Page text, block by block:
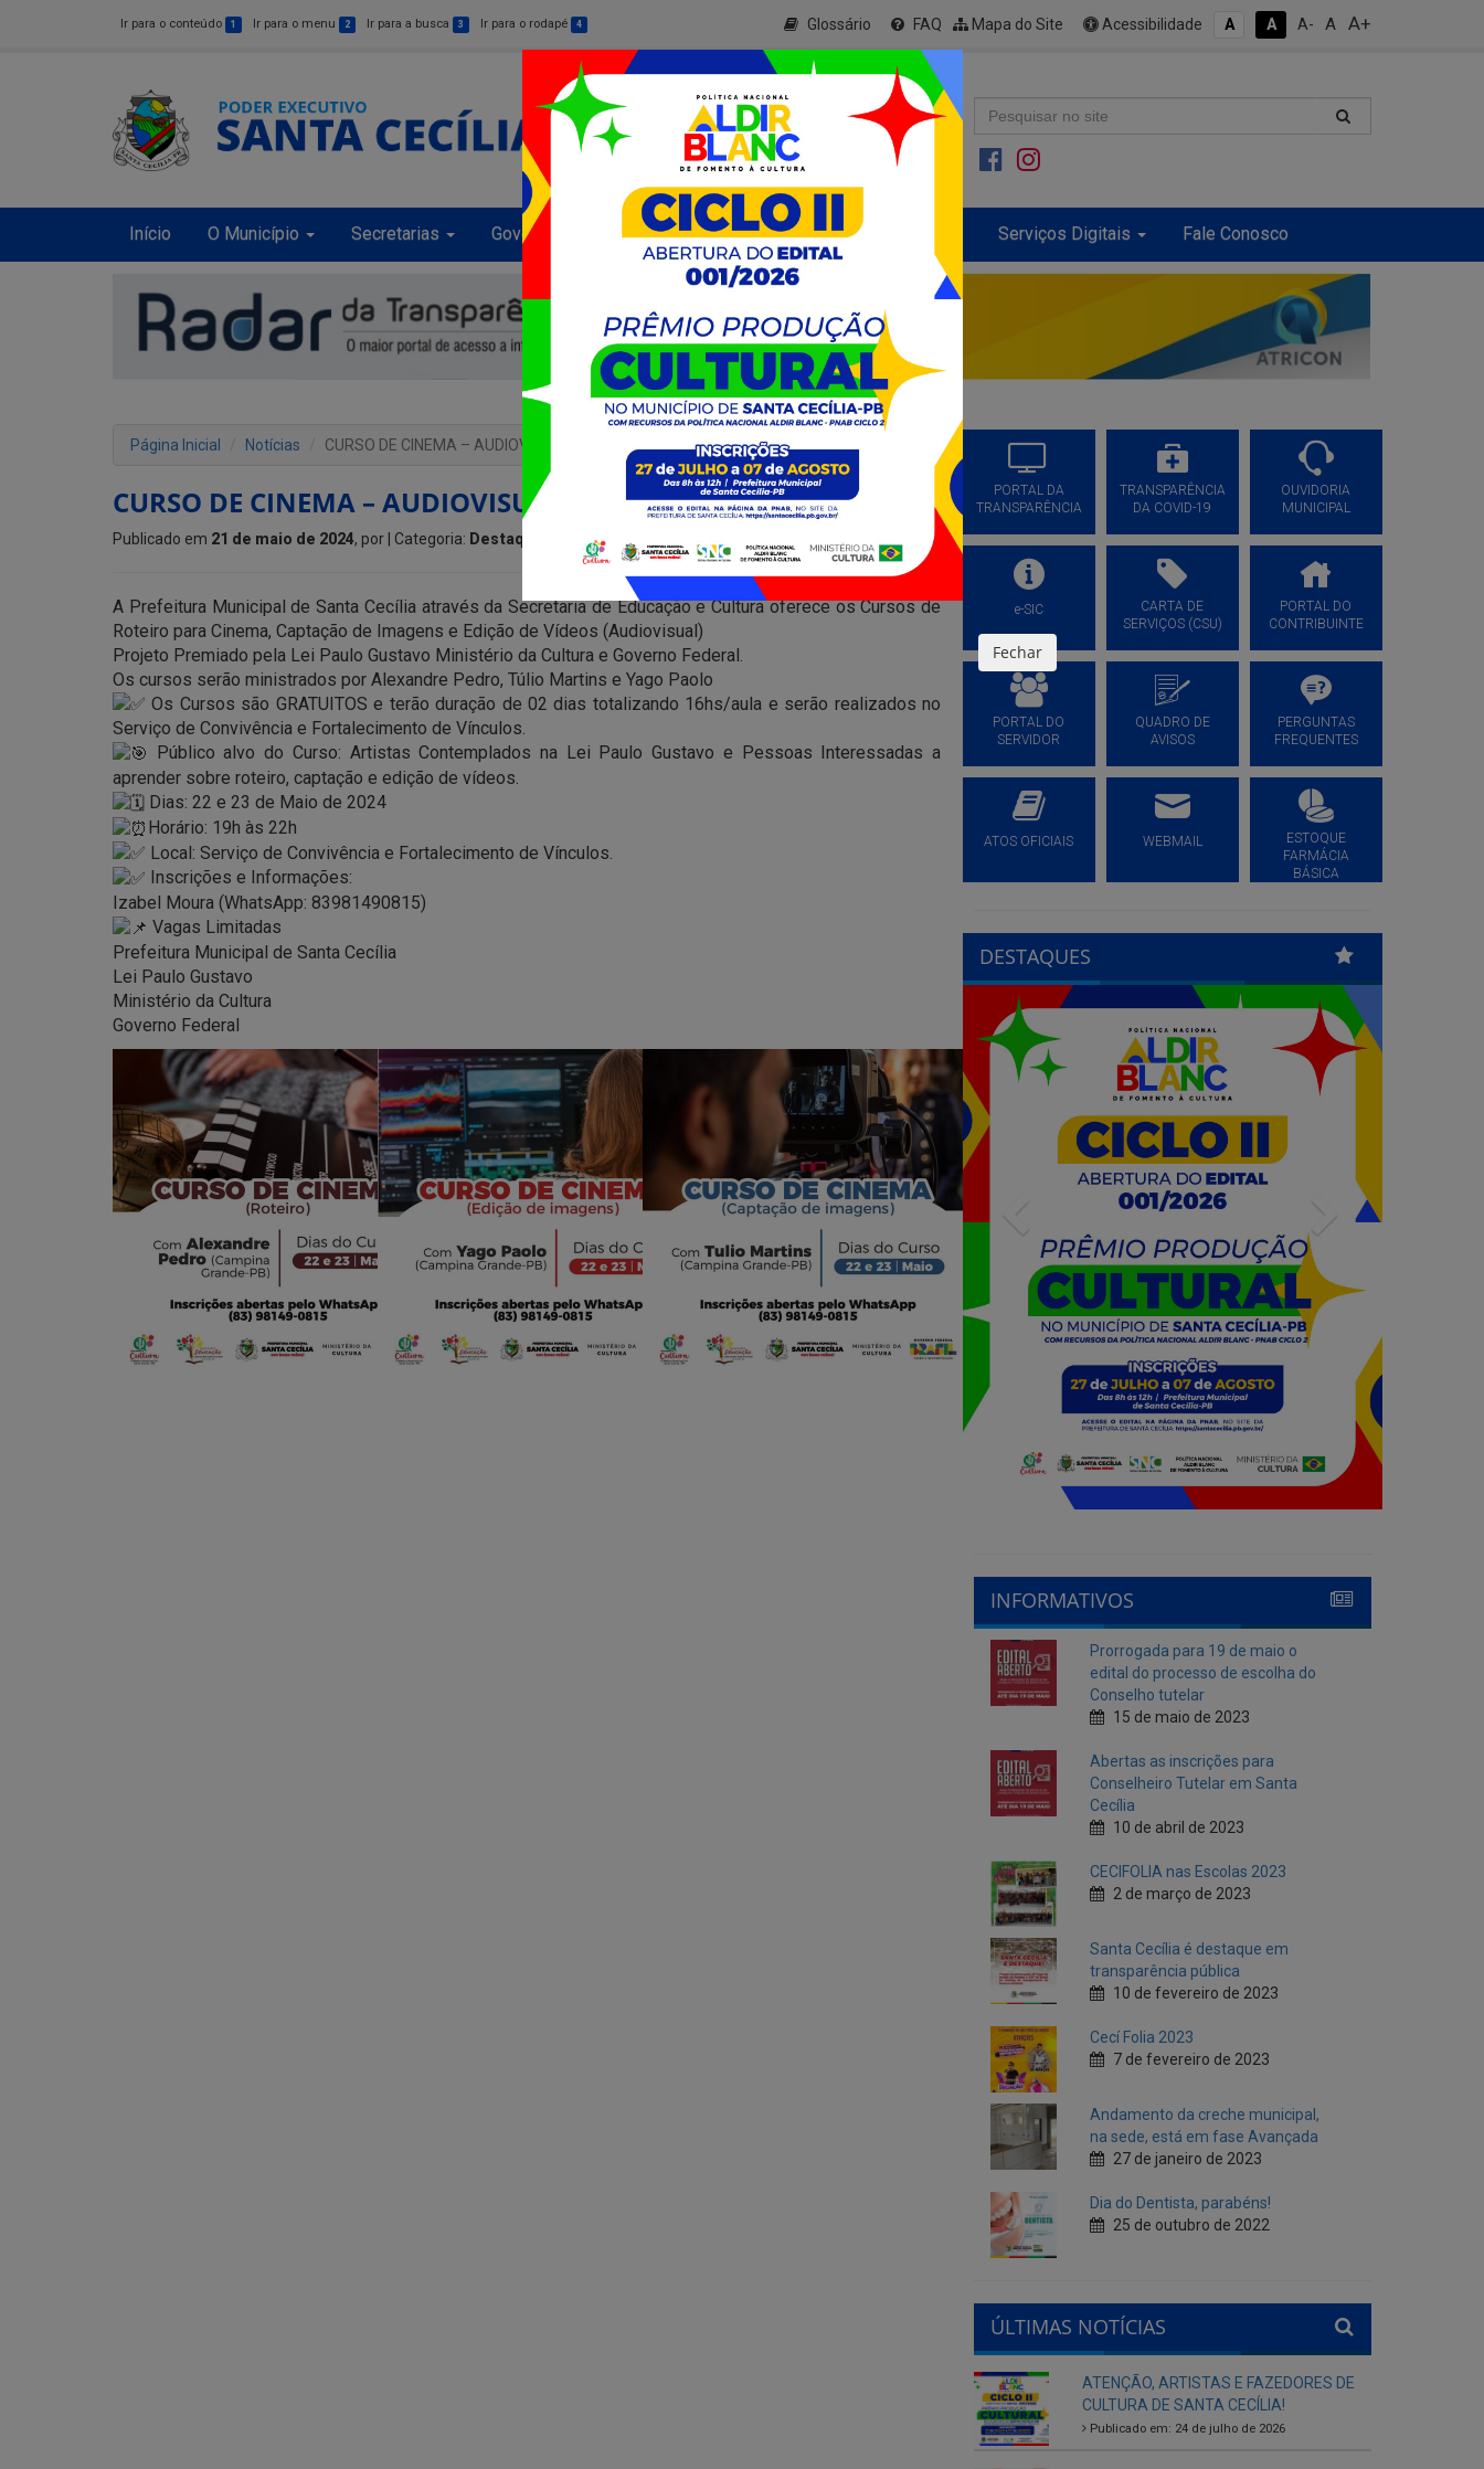
Ir para o conteúdo 1 Ir para o menu 2 Ir para a busca 3 Ir para o rodapé 4 Glossário FAQ Mapa do Site Acessibilidade A A A- A A+
Início O Município Secretarias Governo Municipal Informe-se + Transparência Serviços Digitais Fale Conosco
Página Inicial Notícias CURSO DE CINEMA – AUDIOVISUAL
CURSO DE CINEMA – AUDIOVISUAL
Publicado em 21 de maio de 2024, por | Categoria: Destaque
A Prefeitura Municipal de Santa Cecília através da Secretaria de Educação e Cultura oferece os Cursos de
Roteiro para Cinema, Captação de Imagens e Edição de Vídeos (Audiovisual)
Projeto Premiado pela Lei Paulo Gustavo Ministério da Cultura e Governo Federal.
Os cursos serão ministrados por Alexandre Pedro, Túlio Martins e Yago Paolo
Os Cursos são GRATUITOS e terão duração de 02 dias totalizando 16hs/aula e serão realizados no
Serviço de Convivência e Fortalecimento de Vínculos.
Público alvo do Curso: Artistas Contemplados na Lei Paulo Gustavo e Pessoas Interessadas a
aprender sobre roteiro, captação e edição de vídeos.
Dias: 22 e 23 de Maio de 2024
Horário: 19h às 22h
Local: Serviço de Convivência e Fortalecimento de Vínculos.
Inscrições e Informações:
Izabel Moura (WhatsApp: 83981490815)
Vagas Limitadas
Prefeitura Municipal de Santa Cecília
Lei Paulo Gustavo
Ministério da Cultura
Governo Federal
PORTAL DA
TRANSPARÊNCIA
TRANSPARÊNCIA
DA COVID-19
OUVIDORIA
MUNICIPAL
e-SIC
CARTA DE
SERVIÇOS (CSU)
PORTAL DO
CONTRIBUINTE
PORTAL DO
SERVIDOR
QUADRO DE
AVISOS
PERGUNTAS
FREQUENTES
ATOS OFICIAIS WEBMAIL
ESTOQUE
FARMÁCIA
BÁSICA
DESTAQUES
Fechar
Previous Next
INFORMATIVOS
Conselho tutelar
15 de maio de 2023
Abertas as inscrições para
Conselheiro Tutelar em Santa
Cecília
CECIFOLIA nas Escolas 2023
2 de março de 2023
Santa Cecília é destaque em
transparência pública
10 de fevereiro de 2023
Cecí Folia 2023
7 de fevereiro de 2023
Andamento da creche municipal,
na sede, está em fase Avançada
Dia do Dentista, parabéns!
25 de outubro de 2022
ÚLTIMAS NOTÍCIAS
CULTURA DE SANTA CECÍLIA!
Município de Santa Cecília abre seleção
interna para gestores escolares da rede
municipal